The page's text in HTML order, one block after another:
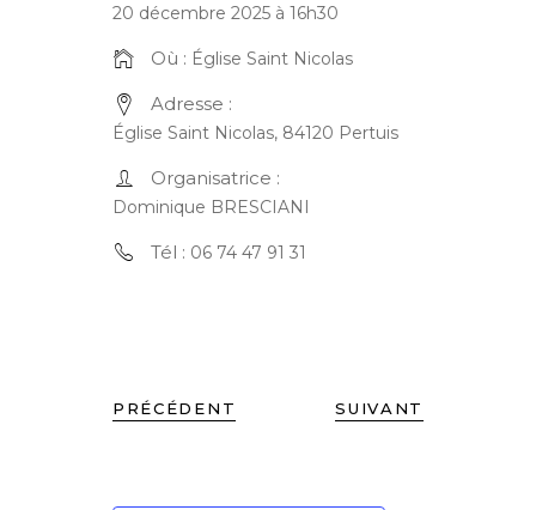
20 décembre 2025 à 16h30
Où : Église Saint Nicolas
Adresse :
Église Saint Nicolas, 84120 Pertuis
Organisatrice :
Dominique BRESCIANI
Tél : 06 74 47 91 31
PRÉCÉDENT SUIVANT